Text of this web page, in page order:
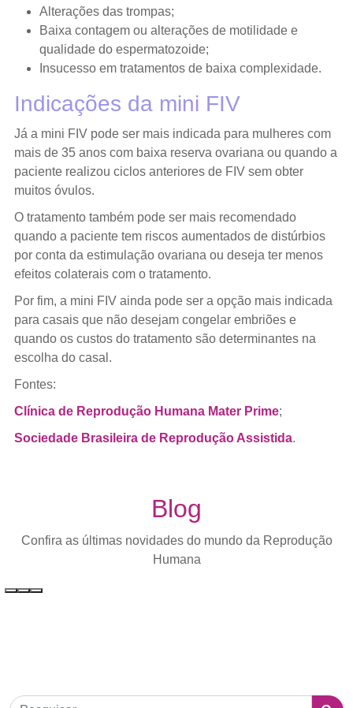
Alterações das trompas;
Baixa contagem ou alterações de motilidade e
qualidade do espermatozoide;
Insucesso em tratamentos de baixa complexidade.
Indicações da mini FIV
Já a mini FIV pode ser mais indicada para mulheres com
mais de 35 anos com baixa reserva ovariana ou quando a
paciente realizou ciclos anteriores de FIV sem obter
muitos óvulos.
O tratamento também pode ser mais recomendado
quando a paciente tem riscos aumentados de distúrbios
por conta da estimulação ovariana ou deseja ter menos
efeitos colaterais com o tratamento.
Por fim, a mini FIV ainda pode ser a opção mais indicada
para casais que não desejam congelar embriões e
quando os custos do tratamento são determinantes na
escolha do casal.
Fontes:
Clínica de Reprodução Humana Mater Prime;
Sociedade Brasileira de Reprodução Assistida.
Blog
Confira as últimas novidades do mundo da Reprodução
Humana